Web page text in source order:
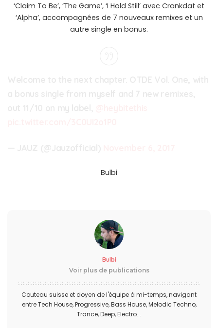
‘Claim To Be’, ‘The Game’, ‘I Hold Still’ avec Crankdat et
‘Alpha’, accompagnées de 7 nouveaux remixes et un
autre single en bonus.
Bulbi
Bulbi
Voir plus de publications
Couteau suisse et doyen de l'équipe à mi-temps, navigant
entre Tech House, Progressive, Bass House, Melodic Techno,
Trance, Deep, Electro...